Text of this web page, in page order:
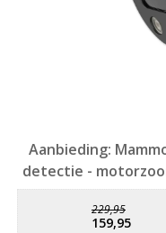
Aanbieding:
detectie -
159,95
229,95